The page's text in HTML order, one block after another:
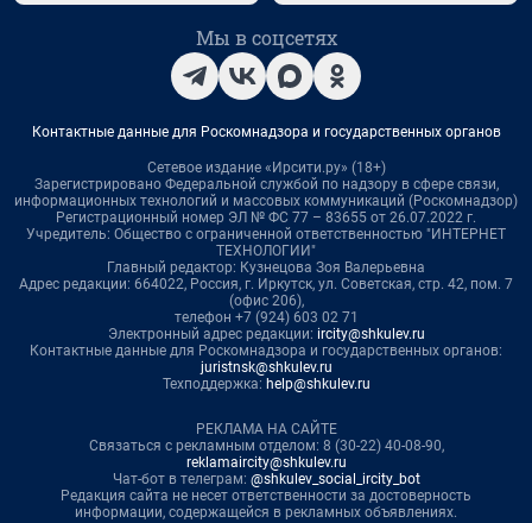
Мы в соцсетях
Контактные данные для Роскомнадзора и государственных органов
Сетевое издание «Ирсити.ру» (18+)
Зарегистрировано Федеральной службой по надзору в сфере связи,
информационных технологий и массовых коммуникаций (Роскомнадзор)
Регистрационный номер ЭЛ № ФС 77 – 83655 от 26.07.2022 г.
Учредитель: Общество с ограниченной ответственностью "ИНТЕРНЕТ
ТЕХНОЛОГИИ"
Главный редактор: Кузнецова Зоя Валерьевна
Адрес редакции: 664022, Россия, г. Иркутск, ул. Советская, стр. 42, пом. 7
(офис 206),
телефон +7 (924) 603 02 71
Электронный адрес редакции: ircity@shkulev.ru
Контактные данные для Роскомнадзора и государственных органов:
juristnsk@shkulev.ru
Техподдержка: help@shkulev.ru
РЕКЛАМА НА САЙТЕ
Связаться с рекламным отделом: 8 (30-22) 40-08-90,
reklamaircity@shkulev.ru
Чат-бот в телеграм: @shkulev_social_ircity_bot
Редакция сайта не несет ответственности за достоверность
информации, содержащейся в рекламных объявлениях.